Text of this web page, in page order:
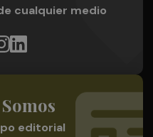
cualquier medio
editorial